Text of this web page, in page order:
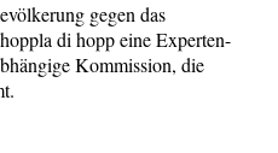
gegen das
di hopp eine Experten-
Kommission, die